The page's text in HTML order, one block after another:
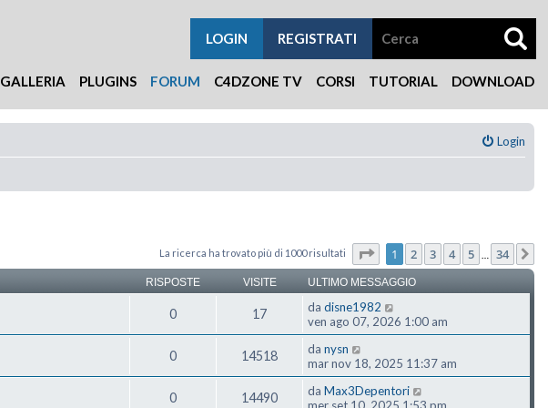
GALLERIA PLUGINS FORUM C4DZONE TV CORSI TUTORIAL DOWNLOAD
REGISTRATI
LOGIN
Login
La ricerca ha trovato più di 1000 risultati Pagina di 34
1 2 3 4 5 34
RISPOSTE VISITE ULTIMO MESSAGGIO
0 17 da disne1982
ven ago 07, 2026 1:00 am
0 14518 da nysn
mar nov 18, 2025 11:37 am
0 14490 da Max3Depentori